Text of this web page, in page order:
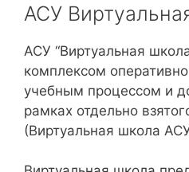
АСУ
АСУ “Виртуальная
комплексом
учебным процессом и
рамках отдельно
(Виртуальная школа